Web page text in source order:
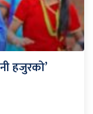
हजुरको’